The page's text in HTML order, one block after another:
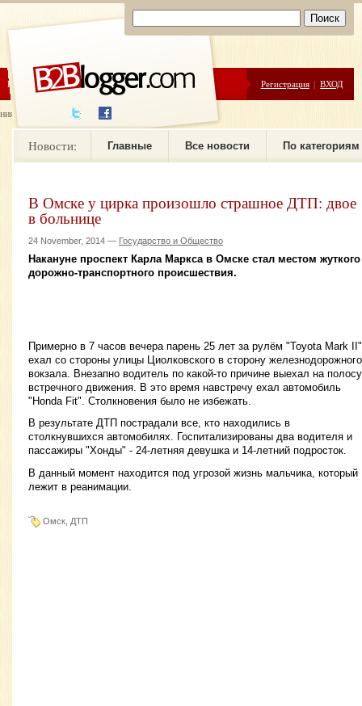
ЦЕНЫ ПОМОЩЬ Регистрация | ВХОД
новостей
Новости: Главные Все новости По категориям
В Омске у цирка произошло страшное ДТП: двое
в больнице
24 November, 2014 — Государство и Общество
Накануне проспект Карла Маркса в Омске стал местом жуткого
дорожно-транспортного происшествия.
Примерно в 7 часов вечера парень 25 лет за рулём "Toyota Mark II"
ехал со стороны улицы Циолковского в сторону железнодорожного
вокзала. Внезапно водитель по какой-то причине выехал на полосу
встречного движения. В это время навстречу ехал автомобиль
"Honda Fit". Столкновения было не избежать.
В результате ДТП пострадали все, кто находились в
столкнувшихся автомобилях. Госпитализированы два водителя и
пассажиры "Хонды" - 24-летняя девушка и 14-летний подросток.
В данный момент находится под угрозой жизнь мальчика, который
лежит в реанимации.
Омск, ДТП